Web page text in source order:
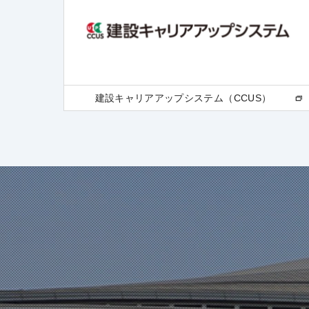
建設キャリアアップシステム（CCUS）